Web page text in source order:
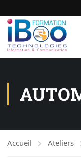
Accueil Ateliers